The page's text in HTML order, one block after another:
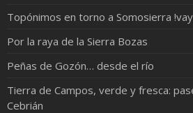
Topónimos en torno a Somosierra
Por la raya de la Sierra Bozas
Peñas de Gozón… desde el río
Tierra de Campos, verde y fresca:
Cebrián